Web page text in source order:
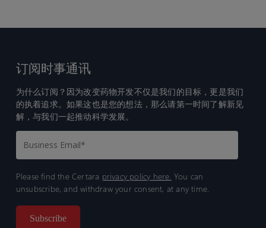
订阅时事通讯
为什么订阅？因为改变药物开发不仅是我们的目标，更是我们
的执着追求。如果这也是您的想法，那么请第一时间了解新见
解，与我们一起推动科学发展。
Please find the Certara privacy policy here. You can
unsubscribe, and withdraw your consent, at any time.